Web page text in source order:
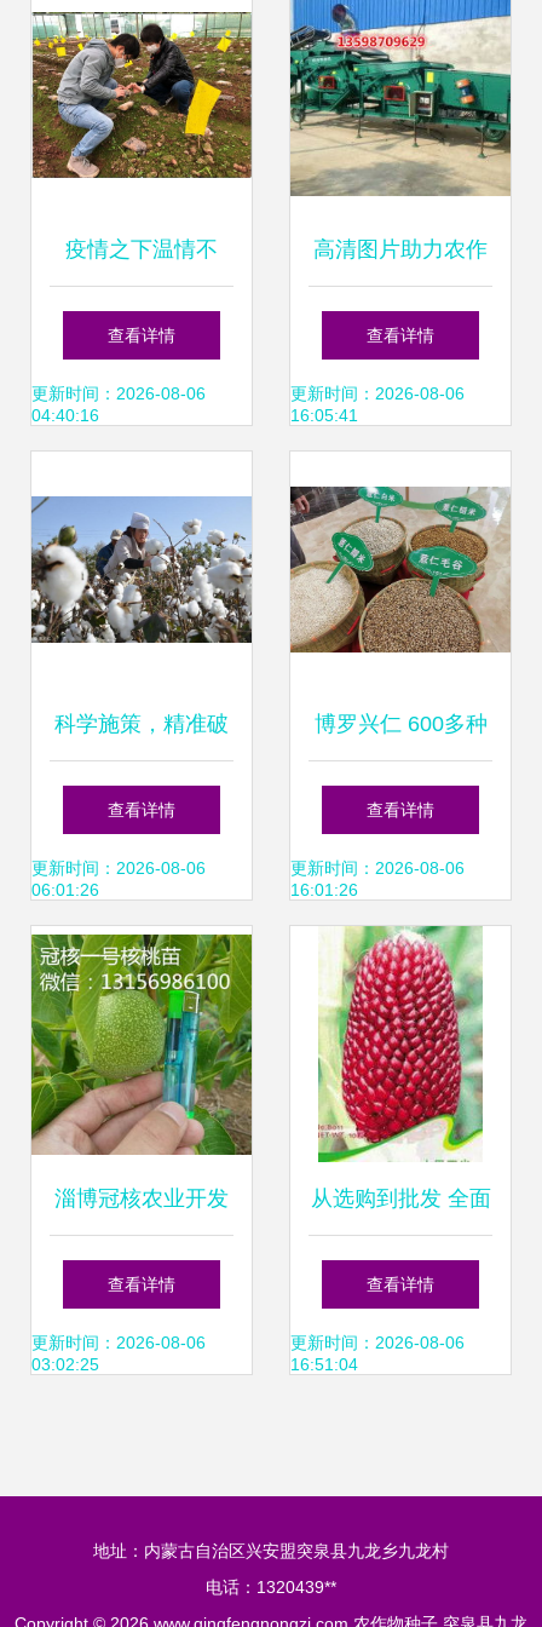
疫情之下温情不
减，土肥所云端庆
祝妇女节
查看详情
更新时间：2026-08-06
04:40:16
高清图片助力农作
物种子种苗识别与
管理
查看详情
更新时间：2026-08-06
16:05:41
科学施策，精准破
题——三种创新方
法解决农作物种苗
难题
查看详情
更新时间：2026-08-06
06:01:26
博罗兴仁 600多种
农产品一站式购
齐，助力扶贫还能
买买买
查看详情
更新时间：2026-08-06
16:01:26
淄博冠核农业开发
公司 专业批发农作
物种子种苗，助力
查看详情
更新时间：2026-08-06
03:02:25
从选购到批发 全面
解析蔬菜与农作物
种子市场及产业链
查看详情
更新时间：2026-08-06
16:51:04
地址：内蒙古自治区兴安盟突泉县九龙乡九龙村
电话：1320439**